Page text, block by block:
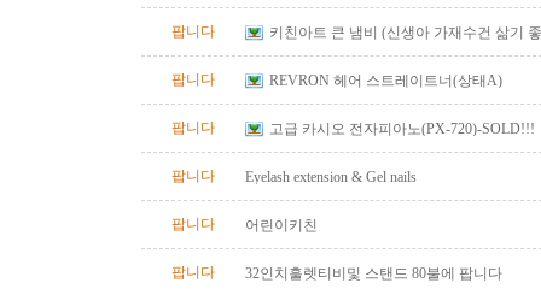
팝니다 키친아트 큰 냄비 (신생아 가재수건 삶기
팝니다 REVRON 헤어 스트레이트너(상태A)
팝니다 고급 카시오 전자피아노(PX-720)-SOLD!!!
팝니다 Eyelash extension & Gel nails
팝니다 어린이키친
팝니다 32인치훌렛티비및 스탠드 80불에 팝니다